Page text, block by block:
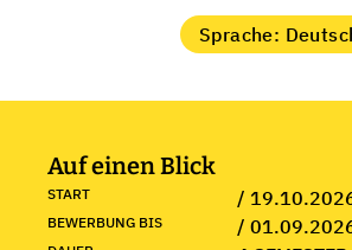
Sprache:
Auf einen Blick
START /
BEWERBUNG BIS /